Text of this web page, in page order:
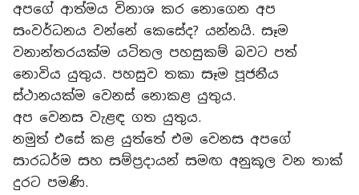
අපගේ ආත්මය විනාශ කර නොගෙන අප
සංවර්ධනය වන්නේ කෙසේද? යන්නයි. සෑම
වනාන්තරයක්ම යටිතල පහසුකම් බවට පත්
නොවිය යුතුය. පහසුව තකා සෑම පූජනීය
ස්ථානයක්ම වෙනස් නොකළ යුතුය.
අප වෙනස වැළඳ ගත යුතුය.
නමුත් එසේ කළ යුත්තේ එම වෙනස අපගේ
සාරධර්ම සහ සම්ප්‍රදායන් සමඟ අනුකූල වන තාක්
දුරට පමණි.